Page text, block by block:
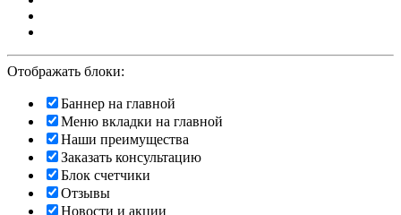
Отображать блоки:
Баннер на главной
Меню вкладки на главной
Наши преимущества
Заказать консультацию
Блок счетчики
Отзывы
Новости и акции